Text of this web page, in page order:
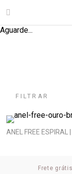
Aguarde...
FILTRAR
ANEL FREE ESPIRAL
Frete